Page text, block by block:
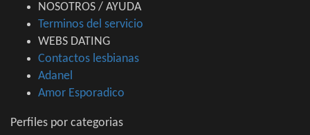
NOSOTROS / AYUDA
Terminos del servicio
WEBS DATING
Contactos lesbianas
Adanel
Amor Esporadico
Perfiles por categorias